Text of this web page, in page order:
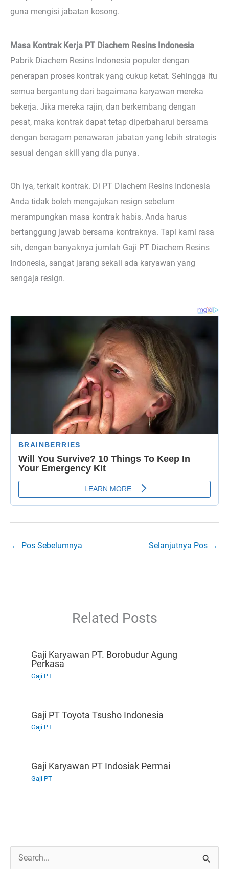
guna mengisi jabatan kosong.
Masa Kontrak Kerja PT Diachem Resins Indonesia
Pabrik Diachem Resins Indonesia populer dengan
penerapan proses kontrak yang cukup ketat. Sehingga itu
semua bergantung dari bagaimana karyawan mereka
bekerja. Jika mereka rajin, dan berkembang dengan
pesat, maka kontrak dapat tetap diperbaharui bersama
dengan beragam penawaran jabatan yang lebih strategis
sesuai dengan skill yang dia punya.
Oh iya, terkait kontrak. Di PT Diachem Resins Indonesia
Anda tidak boleh mengajukan resign sebelum
merampungkan masa kontrak habis. Anda harus
bertanggung jawab bersama kontraknya. Tapi kami rasa
sih, dengan banyaknya jumlah Gaji PT Diachem Resins
Indonesia, sangat jarang sekali ada karyawan yang
sengaja resign.
← Pos Sebelumnya Selanjutnya Pos →
Related Posts
Gaji Karyawan PT. Borobudur Agung
Perkasa
Gaji PT
Gaji PT Toyota Tsusho Indonesia
Gaji PT
Gaji Karyawan PT Indosiak Permai
Gaji PT
a